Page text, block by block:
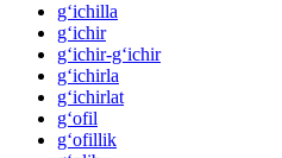
g‘ichilla
g‘ichir
g‘ichir-g‘ichir
g‘ichirla
g‘ichirlat
g‘ofil
g‘ofillik